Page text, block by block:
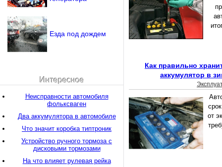
Как правильно
аккумулятор в
от
Езда под дождем
Интересное
Неисправности автомобиля
фольксваген
Два аккумулятора в автомобиле
Что значит коробка типтроник
Устройство ручного тормоза с
дисковыми тормозами
На что влияет рулевая рейка